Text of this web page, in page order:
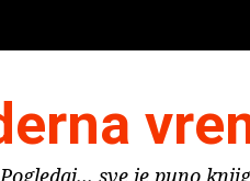
Pogledaj... sve je puno